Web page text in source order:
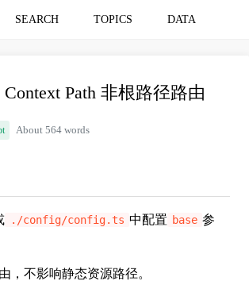
SEARCH TOPICS DATA
Path 非根路径路由
About 564 words
./config/config.ts 中配置 base 参
，不影响静态资源路径。